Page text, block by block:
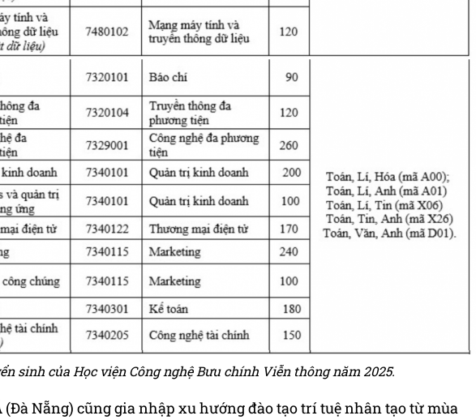
sinh của Học viện Công nghệ Bưu chính Viễn thông năm 2025.
Nẵng) cũng gia nhập xu hướng đào tạo trí tuệ nhân tạo từ mùa